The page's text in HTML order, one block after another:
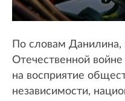
По словам Данилина,
Отечественной
на восприятие
независимости,